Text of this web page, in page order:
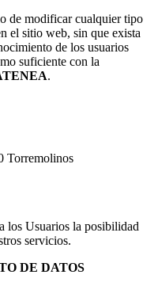
de modificar cualquier tipo
el sitio web, sin que exista
de los usuarios
suficiente con la
.
Torremolinos
los Usuarios la posibilidad
servicios.
DE DATOS